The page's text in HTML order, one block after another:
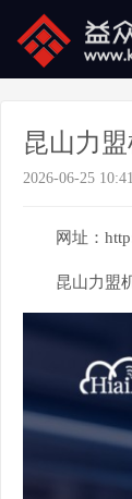
昆山力
2026-06-25
网址：
昆山力盟